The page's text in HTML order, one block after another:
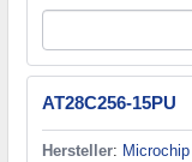
AT28C256-15PU
Hersteller: Microchip